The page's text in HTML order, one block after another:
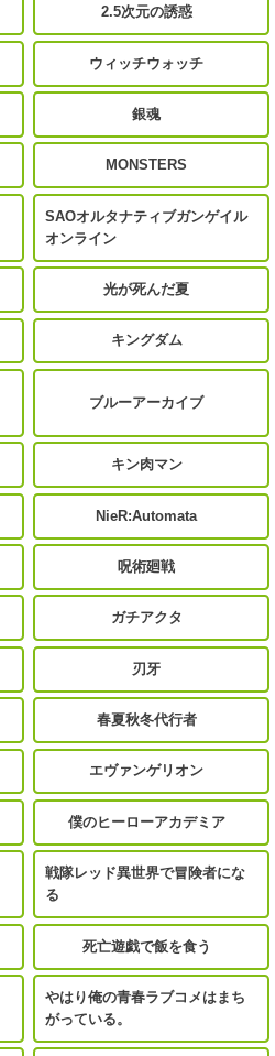
2.5次元の誘惑
ウィッチウォッチ
銀魂
MONSTERS
SAOオルタナティブガンゲイル
オンライン
光が死んだ夏
キングダム
ブルーアーカイブ
キン肉マン
NieR:Automata
呪術廻戦
ガチアクタ
刃牙
春夏秋冬代行者
エヴァンゲリオン
僕のヒーローアカデミア
戦隊レッド異世界で冒険者にな
る
死亡遊戯で飯を食う
やはり俺の青春ラブコメはまち
がっている。